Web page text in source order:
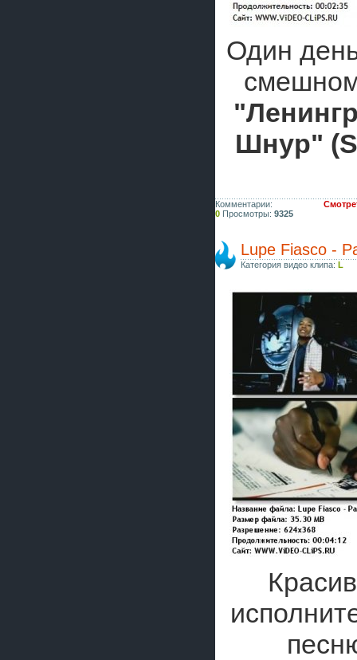
Один
Шнур"
Комментарии:
0 Просмотры: 9325
Lupe Fiasco -
Категория видео клипа: L